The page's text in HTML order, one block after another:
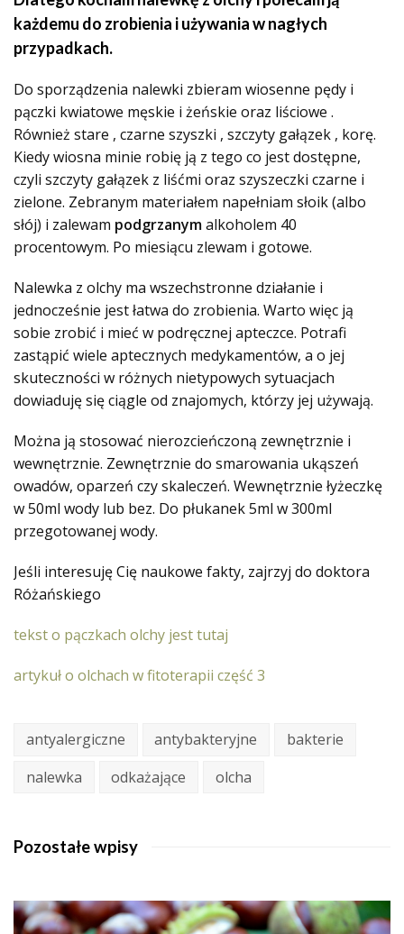
każdemu do zrobienia i używania w nagłych
przypadkach.
Do sporządzenia nalewki zbieram wiosenne pędy i
pączki kwiatowe męskie i żeńskie oraz liściowe .
Również stare , czarne szyszki , szczyty gałązek , korę.
Kiedy wiosna minie robię ją z tego co jest dostępne,
czyli szczyty gałązek z liśćmi oraz szyszeczki czarne i
zielone. Zebranym materiałem napełniam słoik (albo
słój) i zalewam podgrzanymalkoholem 40
procentowym. Po miesiącu zlewam i gotowe.
Nalewka z olchy ma wszechstronne działanie i
jednocześnie jest łatwa do zrobienia. Warto więc ją
sobie zrobić i mieć w podręcznej apteczce. Potrafi
zastąpić wiele aptecznych medykamentów, a o jej
skuteczności w różnych nietypowych sytuacjach
dowiaduję się ciągle od znajomych, którzy jej używają.
Można ją stosować nierozcieńczoną zewnętrznie i
wewnętrznie. Zewnętrznie do smarowania ukąszeń
owadów, oparzeń czy skaleczeń. Wewnętrznie łyżeczkę
w 50ml wody lub bez. Do płukanek 5ml w 300ml
przegotowanej wody.
Jeśli interesuję Cię naukowe fakty, zajrzyj do doktora
Różańskiego
tekst o pączkach olchy jest tutaj
artykuł o olchach w fitoterapii część 3
antyalergiczne antybakteryjne
bakterie
nalewka
odkażające olcha
Pozostałe wpisy